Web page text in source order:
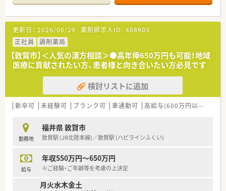
【店舗情報と応需状況について】
■1日に120枚から150枚の幅広い処方箋を面対応で応需し、繁
忙期には200枚ほどになることもあります。
■調剤業務が約8割、漢方相談が約2割の割合となっており、漢方
相談は事前予約制でじっくり対応しています。
■西敦賀駅から車で7分ほどの場所に位置しており、日曜日や祝
日も開局している地域密着型の調剤薬局です。
【法人特徴について】
■敦賀市内に3店舗を展開しており、代表は現場の最前線で漢方
相談などを行っている40代の薬剤師です。
■漢方薬それぞれの特徴や働きを理解して使い分けることを大
■患者様自身で煎じる方針を取り、薬局内では刻み作業を減らし
て相談対応に時間をかける方針を持っています。
■西洋医学の処方箋調剤だけでなく、東洋医学に基づく漢方の知
識を基礎からしっかりと学びたい方に最適です。
ことができるため、幅広い経験を積むことができます。
更新日： 2026/06/29 薬剤師求人ID： 408903
正社員
調剤薬局
【敦賀市】＜人気の漢方相談＞●高年俸650万円も可能！地域
医療に貢献されたい方、患者様と向き合いたい方必見です
検討リストに追加
新卒可 未経験可 ブランク可 車通勤可 高給与(600万円以上)
勤務地
福井県 敦賀市
敦賀駅 (JR北陸本線)／敦賀駅 (ハピラインふくい)
給与
年収550万円～650万円
※ご経験・ご年齢等を考慮の上決定
月火水木金土